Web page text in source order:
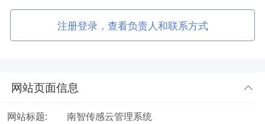
注册登录，查看负责人和联系方式
网站页面信息
网站标题: 南智传感云管理系统